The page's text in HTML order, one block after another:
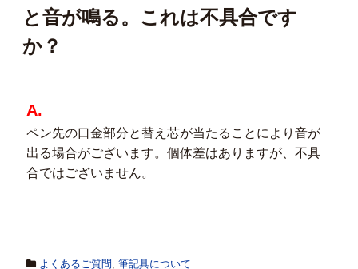
と音が鳴る。これは不具合です
か？
A.
ペン先の口金部分と替え芯が当たることにより音が
出る場合がございます。個体差はありますが、不具
合ではございません。
よくあるご質問, 筆記具について